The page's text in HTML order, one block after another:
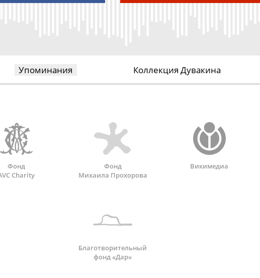
Упоминания Коллекция Дувакина
Фонд
Charity
Фонд
Михаила Прохорова
Викимедиа
Благотворительный
фонд «Дар»